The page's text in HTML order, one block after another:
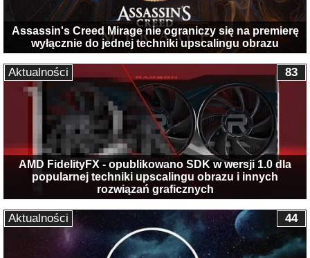
Assassin's Creed Mirage nie ograniczy się na premierę
wyłącznie do jednej techniki upscalingu obrazu
AMD FidelityFX - opublikowano SDK w wersji 1.0 dla
popularnej techniki upscalingu obrazu i innych
rozwiązań graficznych
83
Aktualności
44
Aktualności